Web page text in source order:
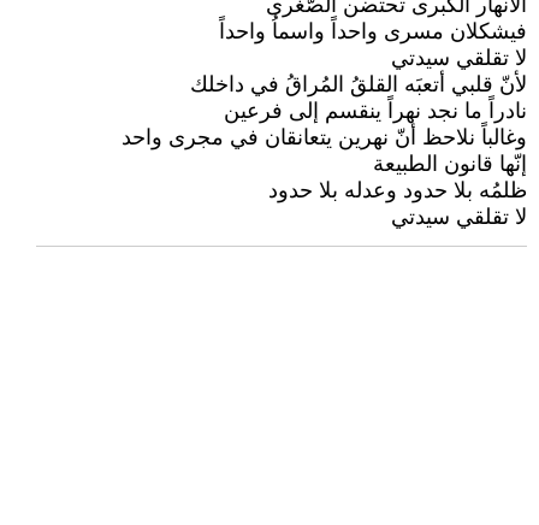
الأنهار الكبرى تحتضن الصّغرى
فيشكلان مسرى واحداً واسماُ واحداً
لا تقلقي سيدتي
لأنّ قلبي أتعبَه القلقُ المُراقُ في داخلك
نادراً ما نجد نهراً ينقسم إلى فرعين
وغالباً نلاحظ أنّ نهرين يتعانقان في مجرى واحد
إنّها قانون الطبيعة
ظلمُه بلا حدود وعدله بلا حدود
لا تقلقي سيدتي